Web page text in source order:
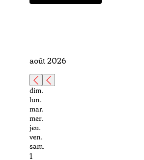
août 2026
dim.
lun.
mar.
mer.
jeu.
ven.
sam.
1